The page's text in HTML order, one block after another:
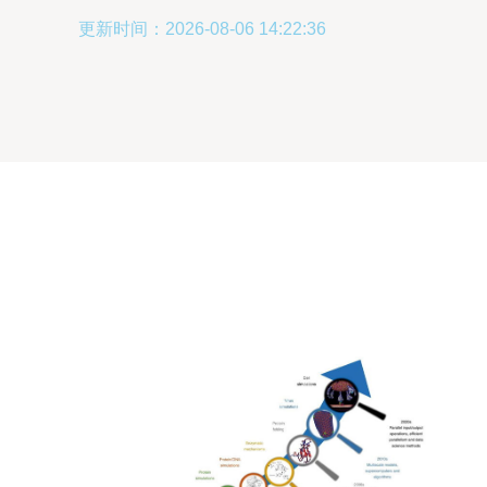
更新时间：2026-08-06 14:22:36